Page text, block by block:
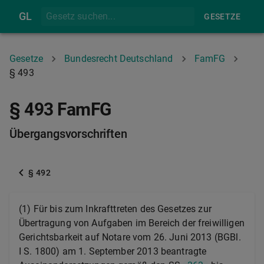
GL GESETZE
Gesetze Bundesrecht Deutschland
FamFG
§ 493
§ 493 FamFG
Übergangsvorschriften
§ 492
(1) Für bis zum Inkrafttreten des Gesetzes zur
Übertragung von Aufgaben im Bereich der freiwilligen
Gerichtsbarkeit auf Notare vom 26. Juni 2013 (BGBl.
I S. 1800) am 1. September 2013 beantragte